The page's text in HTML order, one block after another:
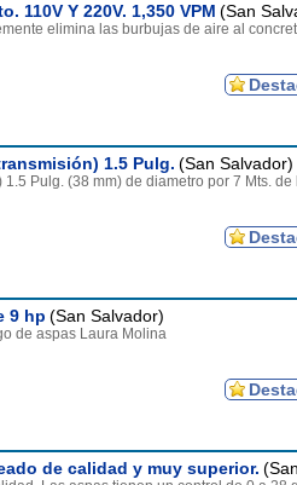
110V Y 220V. 1,350 VPM (San
elimina las burbujas de aire al
1.5 Pulg. (San Salvador)
Pulg. (38 mm) de diametro por 7 Mts. de
9 hp (San Salvador)
de aspas Laura Molina
de calidad y muy superior.